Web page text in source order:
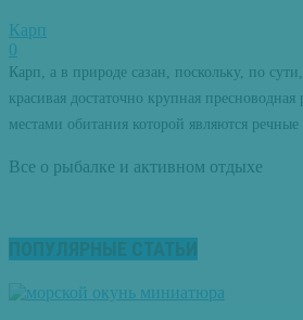
Карп
0
Карп, а в природе сазан, поскольку, по
красивая достаточно крупная
местами обитания которой являются речные
Все о рыбалке и активном отдыхе
ПОПУЛЯРНЫЕ СТАТЬИ